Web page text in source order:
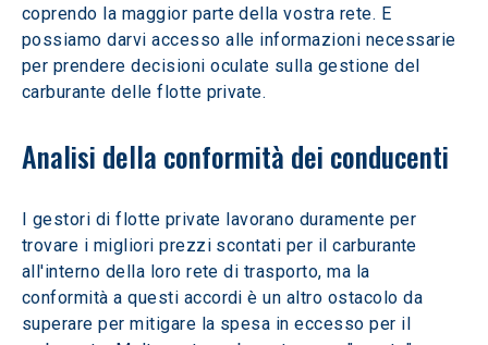
coprendo la maggior parte della vostra rete. E
possiamo darvi accesso alle informazioni necessarie
per prendere decisioni oculate sulla gestione del
carburante delle flotte private.
Analisi della conformità dei conducenti
I gestori di flotte private lavorano duramente per
trovare i migliori prezzi scontati per il carburante
all'interno della loro rete di trasporto, ma la
conformità a questi accordi è un altro ostacolo da
superare per mitigare la spesa in eccesso per il